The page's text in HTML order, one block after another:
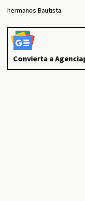
hermanos Bautista.
Convierta a